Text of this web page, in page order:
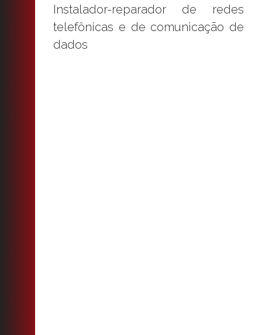
Instalador-reparador de redes
telefônicas e de comunicação de
dados